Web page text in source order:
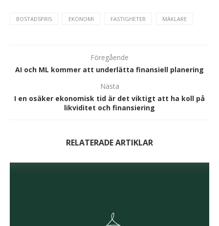
BOSTADSPRIS EKONOMI FASTIGHETER MÄKLARE
Föregående
AI och ML kommer att underlätta finansiell planering
Nästa
I en osäker ekonomisk tid är det viktigt att ha koll på
likviditet och finansiering
RELATERADE ARTIKLAR